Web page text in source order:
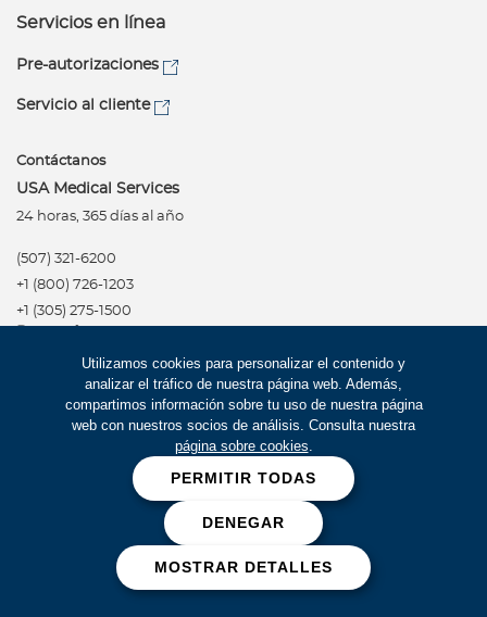
Utilizamos cookies para personalizar el contenido y
analizar el tráfico de nuestra página web. Además,
compartimos información sobre tu uso de nuestra página
web con nuestros socios de análisis. Consulta nuestra
página sobre cookies.
PERMITIR TODAS
DENEGAR
MOSTRAR DETALLES
Servicios en línea
Pre-autorizaciones
Servicio al cliente
Contáctanos
USA Medical Services
24 horas, 365 días al año
(507) 321-6200
+1 (800) 726-1203
+1 (305) 275-1500
(507) 321-6200
Red de Salud
Política de privacidad
Informe de calificación
Términos de uso
Síguenos